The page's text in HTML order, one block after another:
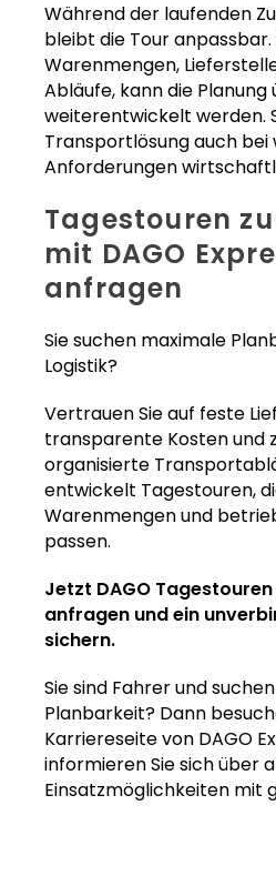
Während der laufenden
bleibt die Tour
Warenmengen,
Abläufe, kann die
weiterentwickelt werden.
Transportlösung auch bei
Anforderungen
Tagestouren
mit DAGO
anfragen
Sie suchen maximale
Logistik?
Vertrauen Sie auf feste
transparente Kosten und
organisierte
entwickelt Tagestouren,
Warenmengen und
passen.
Jetzt DAGO
anfragen und ein
sichern.
Sie sind Fahrer und
Planbarkeit? Dann
Karriereseite von DAGO
informieren Sie sich über
Einsatzmöglichkeiten mit